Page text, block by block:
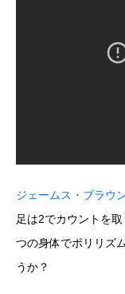
ジェームス・ブラウ
足は2でカウントを
つの身体でポリリズ
うか？